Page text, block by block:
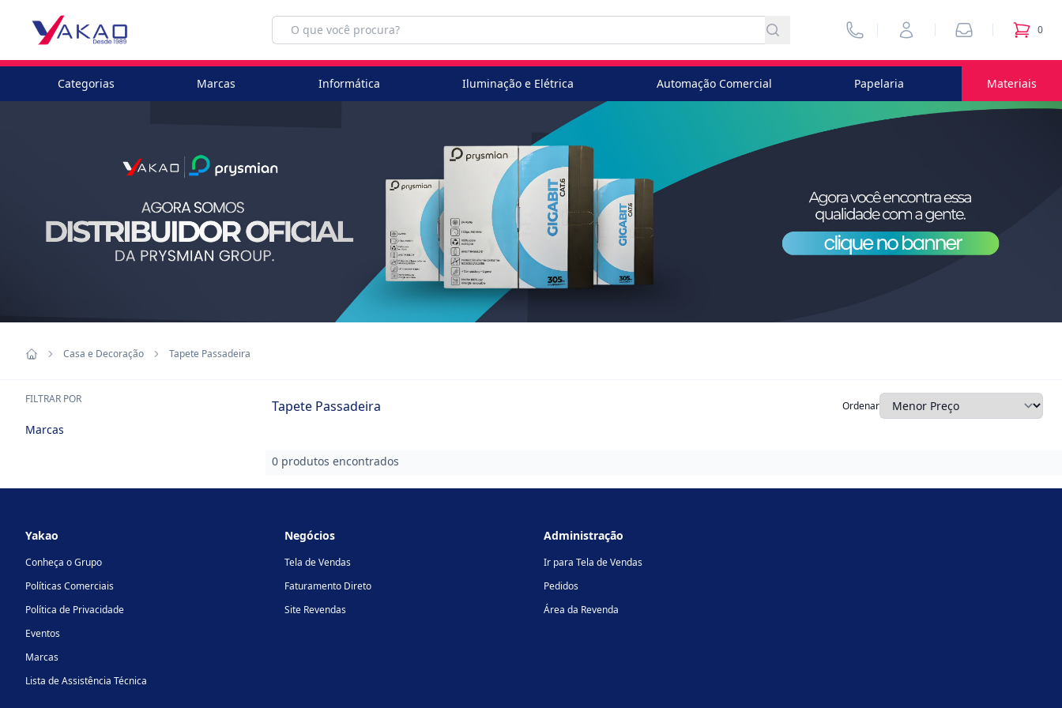
VendedoresMinha ContaPedidos 0
itens
Categorias Marcas Informática Iluminação e Elétrica Automação Comercial Papelaria Materiais
Casa e Decoração Tapete Passadeira
FILTRAR POR Tapete Passadeira Ordenar
Marcas
0 produtos encontrados
Yakao
Conheça o Grupo
Políticas Comerciais
Política de Privacidade
Eventos
Marcas
Lista de Assistência Técnica
Negócios
Tela de Vendas
Faturamento Direto
Site Revendas
Administração
Ir para Tela de Vendas
Pedidos
Área da Revenda